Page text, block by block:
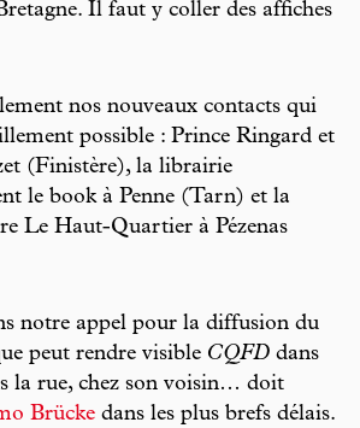
Il faut y coller des affiches
nos nouveaux contacts qui
possible : Prince Ringard et
(Finistère), la librairie
le book à Penne (Tarn) et la
Le Haut-Quartier à Pézenas
notre appel pour la diffusion du
peut rendre visible CQFD dans
la rue, chez son voisin… doit
Brücke dans les plus brefs délais.